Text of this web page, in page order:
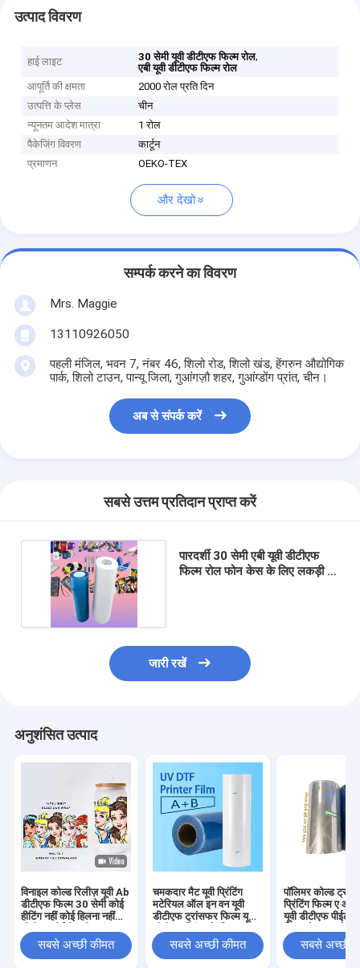
उत्पाद विवरण
हाई लाइट 30 सेमी यूवी डीटीएफ फिल्म रोल,
एबी यूवी डीटीएफ फिल्म रोल
आपूर्ति की क्षमता
2000 रोल प्रति दिन
उत्पत्ति के प्लेस
चीन
न्यूनतम आदेश मात्रा
1 रोल
पैकेजिंग विवरण
कार्टून
प्रमाणन
OEKO-TEX
और देखो
सम्पर्क करने का विवरण
Mrs. Maggie
13110926050
पहली मंजिल, भवन 7, नंबर 46, शिलो रोड, शिलो खंड, हेंगरुन औद्योगिक
पार्क, शिलो टाउन, पान्यू जिला, गुआंगज़ौ शहर, गुआंग्डोंग प्रांत, चीन।
अब से संपर्क करें
सबसे उत्तम प्रतिदान प्राप्त करें
पारदर्शी 30 सेमी एबी यूवी डीटीएफ
फिल्म रोल फोन केस के लिए लकड़ी की
जारी रखें
अनुशंसित उत्पाद
विनाइल कोल्ड रिलीज़ यूवी Ab
डीटीएफ फिल्म 30 सेमी कोई
हीटिंग नहीं कोई हिलना नहीं
फिल्मसबसे अच्छी कीमत
चमकदार मैट यूवी प्रिंटिंग
मटेरियल ऑल इन वन यूवी
डीटीएफ ट्रांसफर फिल्म यूवी
सबसे अच्छी कीमत
पॉलिमर कोल्ड
प्रिंटिंग फिल्म ए और
यूवी डीटीएफ पीईटी
सबसे अच्छी